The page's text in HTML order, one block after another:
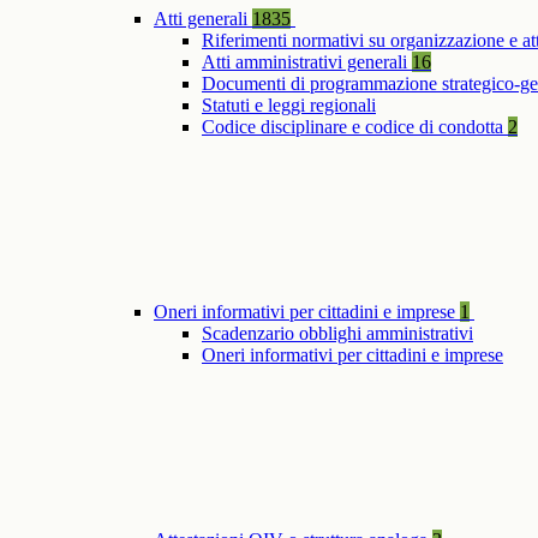
Atti generali 1835
Riferimenti normativi su organizzazione e
Atti amministrativi generali 16
Documenti di programmazione strategico-
Statuti e leggi regionali
Codice disciplinare e codice di condotta 2
Oneri informativi per cittadini e imprese 1
Scadenzario obblighi amministrativi
Oneri informativi per cittadini e imprese